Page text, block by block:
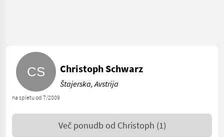
na spletu od 7/2009
Christoph Schwarz
Štajerska, Avstrija
Več ponudb od Christoph (1)